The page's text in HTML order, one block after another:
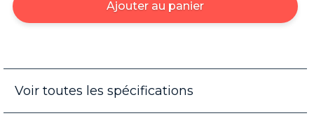
Ajouter au panier
Voir toutes les spécifications